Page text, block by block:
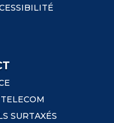
SURTAXÉS